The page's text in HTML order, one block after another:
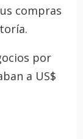
compras
por
a US$